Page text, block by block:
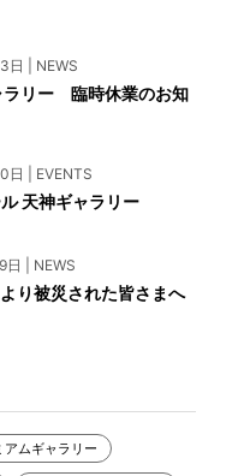
日 | NEWS
リー 臨時休業のお知
日 | EVENTS
天神ギャラリー
日 | NEWS
り被災された皆さまへ
アムギャラリー